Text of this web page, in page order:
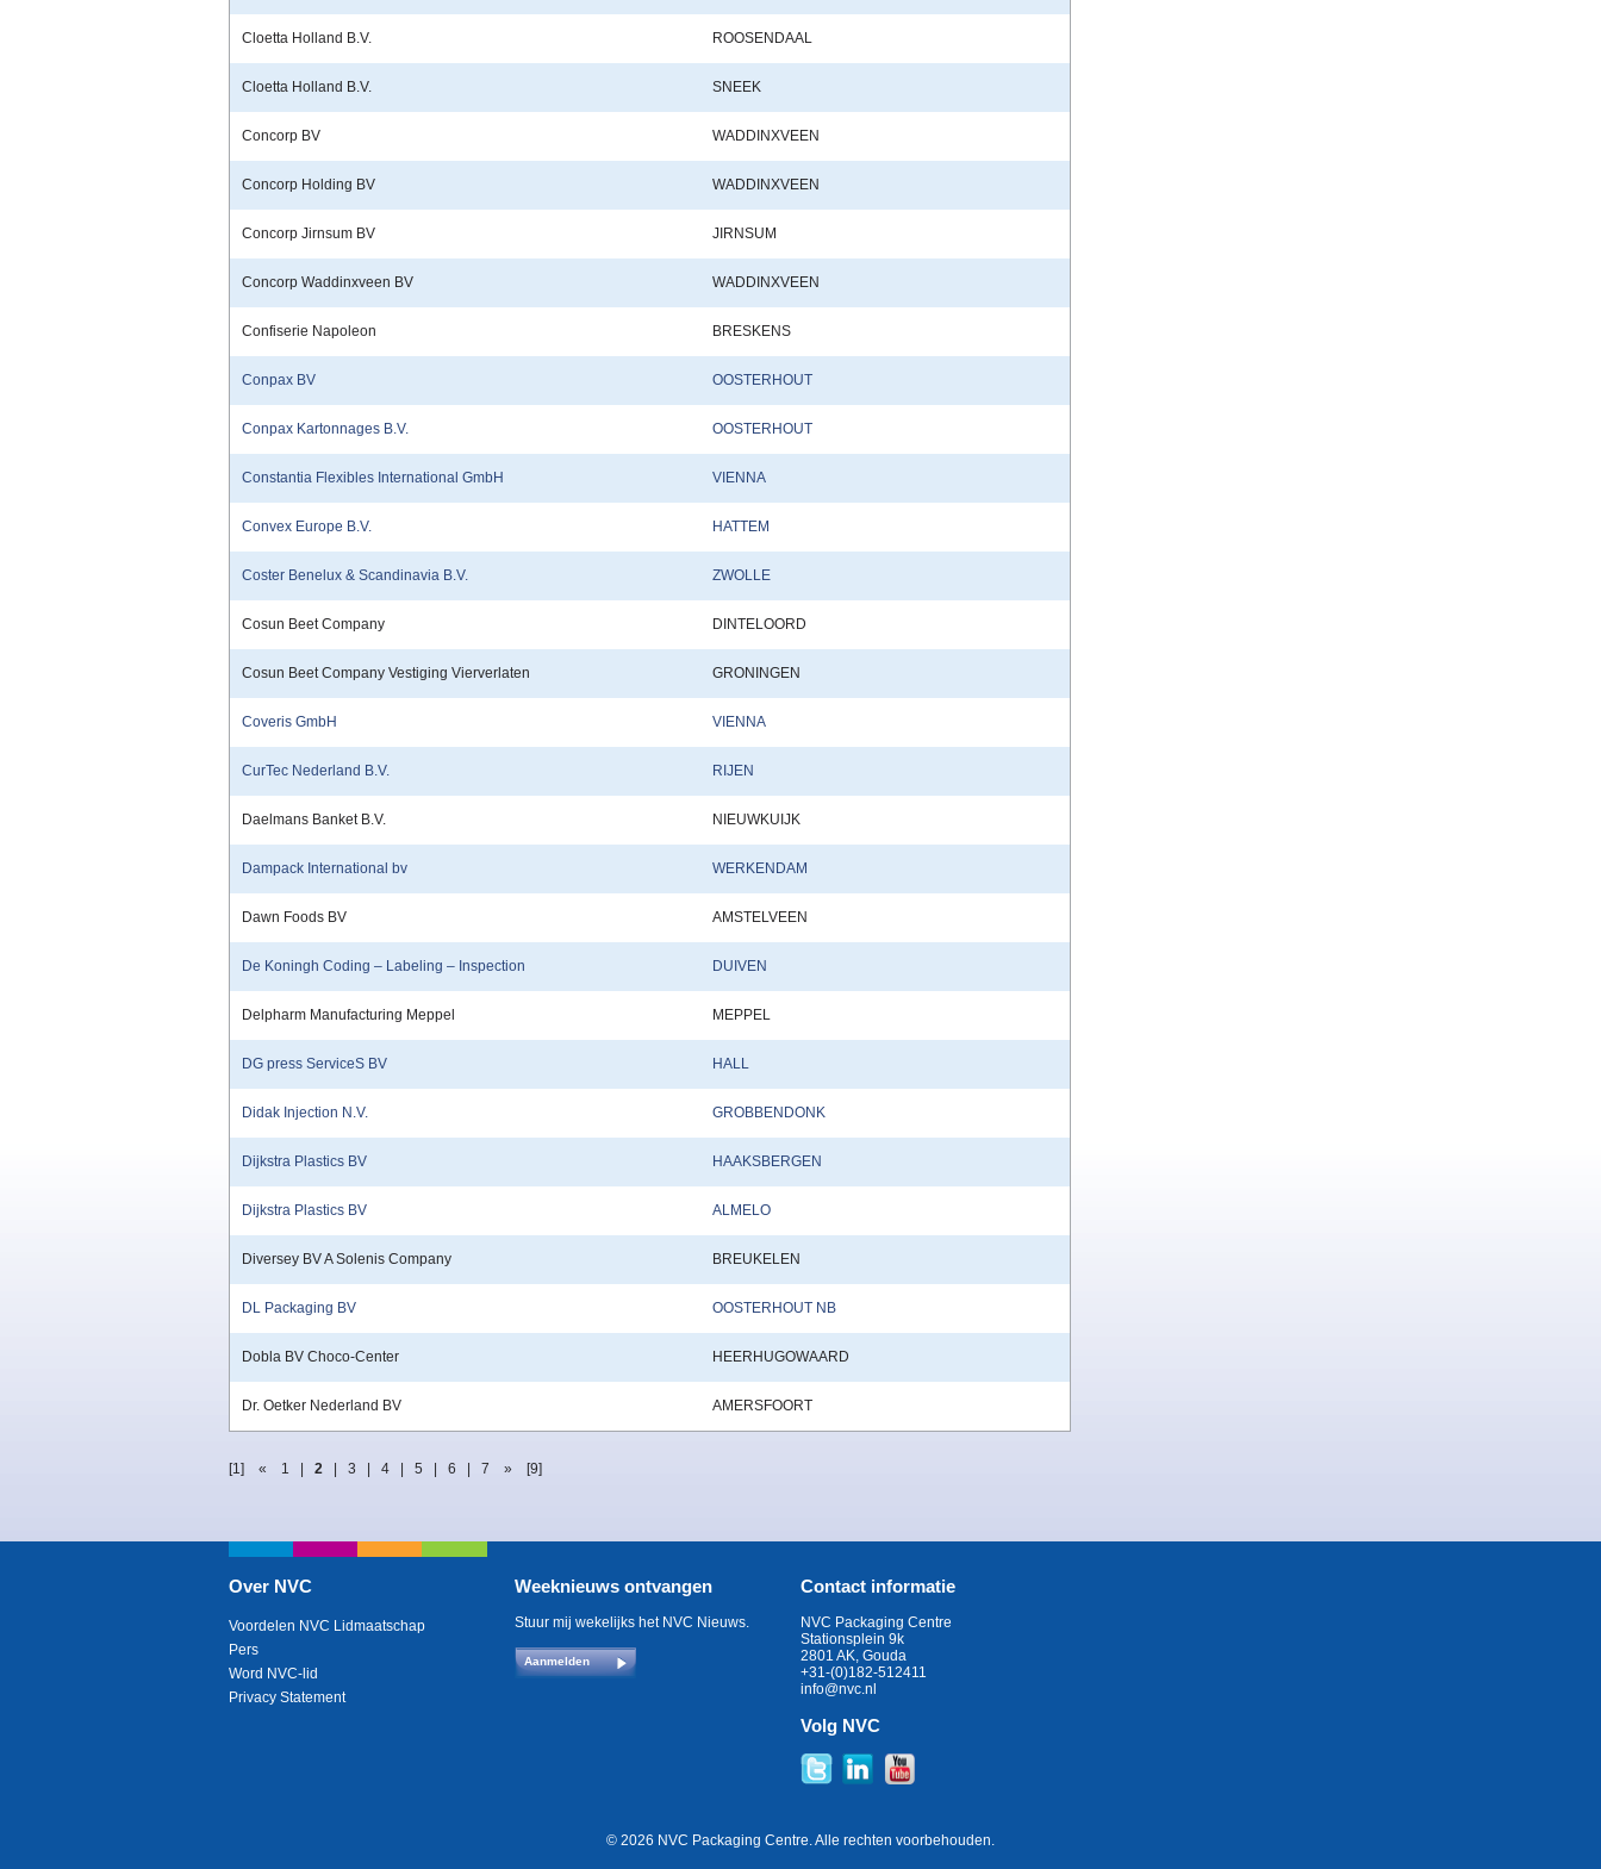
Cloetta Holland B.V. ROOSENDAAL
Cloetta Holland B.V. SNEEK
Concorp BV WADDINXVEEN
Concorp Holding BV WADDINXVEEN
Concorp Jirnsum BV JIRNSUM
Concorp Waddinxveen BV WADDINXVEEN
Confiserie Napoleon BRESKENS
Conpax BV OOSTERHOUT
Conpax Kartonnages B.V. OOSTERHOUT
Constantia Flexibles International GmbH VIENNA
Convex Europe B.V. HATTEM
Coster Benelux & Scandinavia B.V. ZWOLLE
Cosun Beet Company DINTELOORD
Cosun Beet Company Vestiging Vierverlaten GRONINGEN
Coveris GmbH VIENNA
CurTec Nederland B.V. RIJEN
Daelmans Banket B.V. NIEUWKUIJK
Dampack International bv WERKENDAM
Dawn Foods BV AMSTELVEEN
De Koningh Coding – Labeling – Inspection DUIVEN
Delpharm Manufacturing Meppel MEPPEL
DG press ServiceS BV HALL
Didak Injection N.V. GROBBENDONK
Dijkstra Plastics BV HAAKSBERGEN
Dijkstra Plastics BV ALMELO
Diversey BV A Solenis Company BREUKELEN
DL Packaging BV OOSTERHOUT NB
Dobla BV Choco-Center HEERHUGOWAARD
Dr. Oetker Nederland BV AMERSFOORT
[1] « 1 2 3 4 5 6 7 » [9]
Over NVC
Voordelen NVC Lidmaatschap
Pers
Word NVC-lid
Privacy Statement
Weeknieuws ontvangen
Stuur mij wekelijks het NVC Nieuws.
Aanmelden
Contact informatie
NVC Packaging Centre
Stationsplein 9k
2801 AK, Gouda
+31-(0)182-512411
info@nvc.nl
Volg NVC
© 2026 NVC Packaging Centre. Alle rechten voorbehouden.